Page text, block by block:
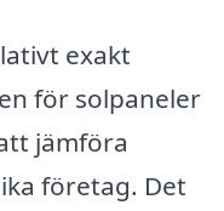
exakt
för solpaneler
jämföra
företag. Det